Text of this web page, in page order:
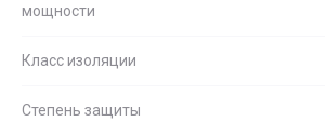
мощности
Класс изоляции
Степень защиты